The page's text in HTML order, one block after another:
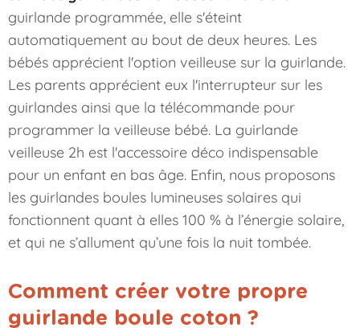
guirlande programmée, elle s'éteint
automatiquement au bout de deux heures. Les
bébés apprécient l'option veilleuse sur la guirlande.
Les parents apprécient eux l'interrupteur sur les
guirlandes ainsi que la télécommande pour
programmer la veilleuse bébé. La guirlande
veilleuse 2h est l'accessoire déco indispensable
pour un enfant en bas âge. Enfin, nous proposons
les guirlandes boules lumineuses solaires qui
fonctionnent quant à elles 100 % à l’énergie solaire,
et qui ne s’allument qu’une fois la nuit tombée.
Comment créer votre propre
guirlande boule coton ?